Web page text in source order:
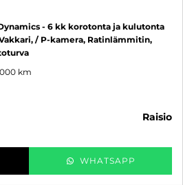
- 6 kk korotonta ja kulutonta
/ P-kamera, Ratinlämmitin,
km
raisio
WHATSAPP